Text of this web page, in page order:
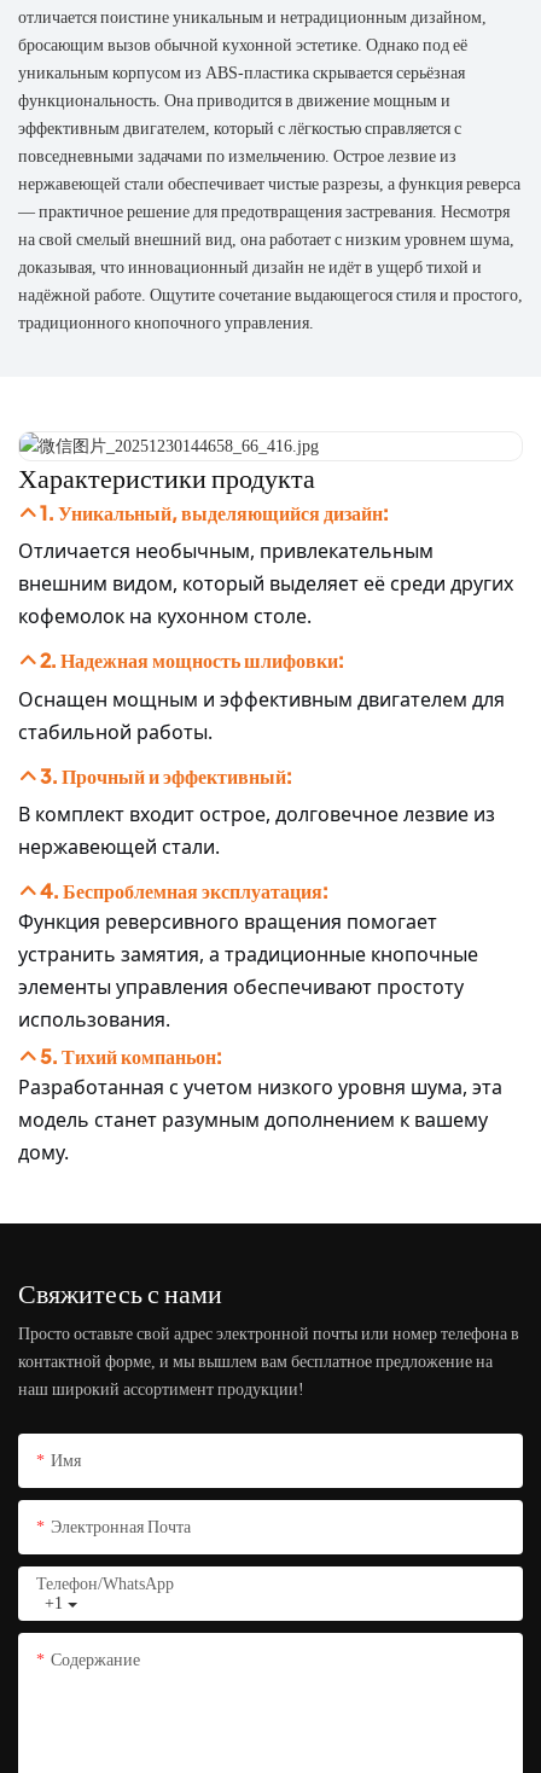
отличается поистине уникальным и нетрадиционным дизайном,
бросающим вызов обычной кухонной эстетике. Однако под её
уникальным корпусом из ABS-пластика скрывается серьёзная
функциональность. Она приводится в движение мощным и
эффективным двигателем, который с лёгкостью справляется с
повседневными задачами по измельчению. Острое лезвие из
нержавеющей стали обеспечивает чистые разрезы, а функция реверса
— практичное решение для предотвращения застревания. Несмотря
на свой смелый внешний вид, она работает с низким уровнем шума,
доказывая, что инновационный дизайн не идёт в ущерб тихой и
надёжной работе. Ощутите сочетание выдающегося стиля и простого,
традиционного кнопочного управления.
Характеристики продукта
1. Уникальный, выделяющийся дизайн:
Отличается необычным, привлекательным
внешним видом, который выделяет её среди других
кофемолок на кухонном столе.
2. Надежная мощность шлифовки:
Оснащен мощным и эффективным двигателем для
стабильной работы.
3. Прочный и эффективный:
В комплект входит острое, долговечное лезвие из
нержавеющей стали.
4. Беспроблемная эксплуатация:
Функция реверсивного вращения помогает
устранить замятия, а традиционные кнопочные
элементы управления обеспечивают простоту
использования.
5. Тихий компаньон:
Разработанная с учетом низкого уровня шума, эта
модель станет разумным дополнением к вашему
дому.
Свяжитесь с нами
Просто оставьте свой адрес электронной почты или номер телефона в
контактной форме, и мы вышлем вам бесплатное предложение на
наш широкий ассортимент продукции!
Имя
Электронная Почта
+1
Телефон/WhatsApp
Содержание